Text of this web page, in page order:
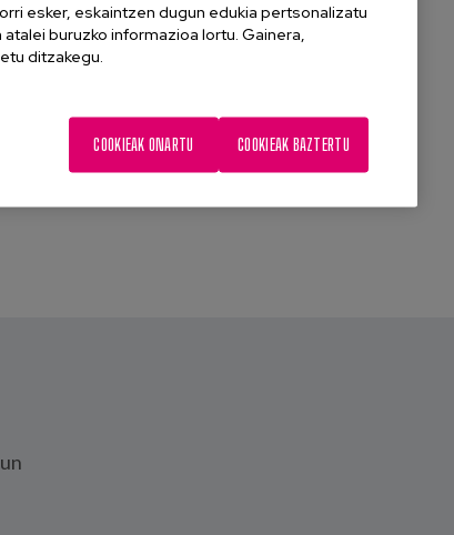
esker, eskaintzen dugun edukia pertsonalizatu
buruzko informazioa lortu. Gainera,
ditzakegu.
COOKIEAK BAZTERTU
COOKIEAK ONARTU